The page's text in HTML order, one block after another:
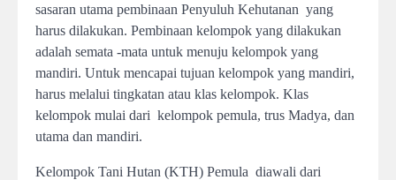
sasaran utama pembinaan Penyuluh Kehutanan yang
harus dilakukan. Pembinaan kelompok yang dilakukan
adalah semata -mata untuk menuju kelompok yang
mandiri. Untuk mencapai tujuan kelompok yang mandiri,
harus melalui tingkatan atau klas kelompok. Klas
kelompok mulai dari kelompok pemula, trus Madya, dan
utama dan mandiri.
Kelompok Tani Hutan (KTH) Pemula diawali dari